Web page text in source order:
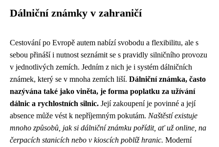
Dálniční známky v zahraničí
Cestování po Evropě autem nabízí svobodu a flexibilitu, ale s
sebou přináší i nutnost seznámit se s pravidly silničního provozu
v jednotlivých zemích. Jedním z nich je i systém dálničních
známek, který se v mnoha zemích liší. Dálniční známka, často
nazývána také jako viněta, je forma poplatku za užívání
dálnic a rychlostních silnic. Její zakoupení je povinné a její
absence může vést k nepříjemným pokutám. Naštěstí existuje
mnoho způsobů, jak si dálniční známku pořídit, ať už online, na
čerpacích stanicích nebo v kioscích poblíž hranic. Moderní